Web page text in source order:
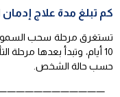
كم تبلغ مدة علاج إدمان
تستغرق مرحلة سحب
حسب حالة الشخص.